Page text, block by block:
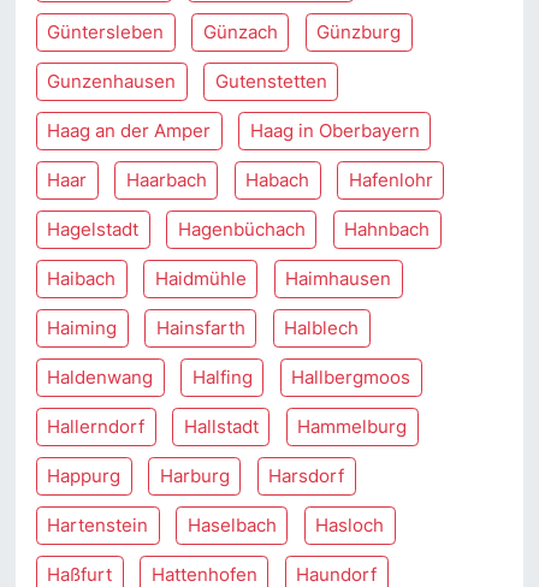
Güntersleben Günzach Günzburg
Gunzenhausen Gutenstetten
Haag an der Amper Haag in Oberbayern
Haar Haarbach Habach Hafenlohr
Hagelstadt Hagenbüchach Hahnbach
Haibach Haidmühle Haimhausen
Haiming Hainsfarth Halblech
Haldenwang Halfing Hallbergmoos
Hallerndorf Hallstadt Hammelburg
Happurg Harburg Harsdorf
Hartenstein Haselbach Hasloch
Haßfurt Hattenhofen Haundorf